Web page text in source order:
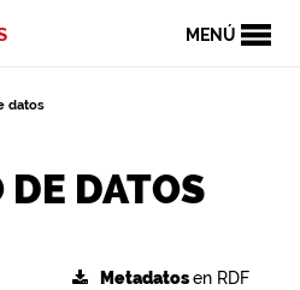
MENÚ
datos
DE DATOS
Metadatosen RDF